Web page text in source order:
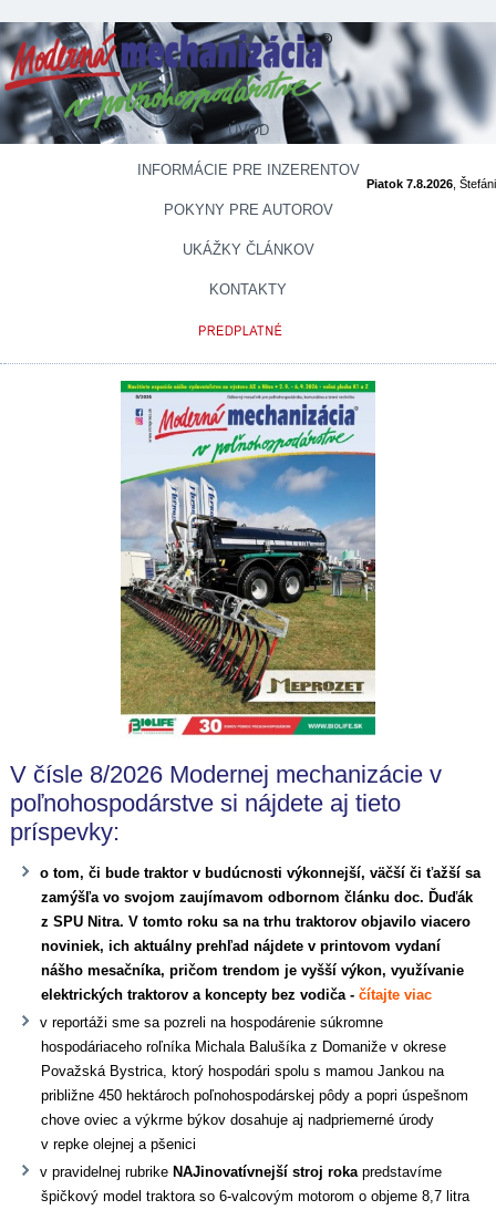
Piatok 7.8.2026,
ÚVOD
INFORMÁCIE PRE INZERENTOV
POKYNY PRE AUTOROV
UKÁŽKY ČLÁNKOV
KONTAKTY
V čísle 8/2026 Modernej mechanizácie v
poľnohospodárstve si nájdete aj tieto
príspevky:
o tom, či bude traktor v budúcnosti výkonnejší, väčší či ťažší sa
zamýšľa vo svojom zaujímavom odbornom článku doc. Ďuďák
z SPU Nitra. V tomto roku sa na trhu traktorov objavilo viacero
noviniek, ich aktuálny prehľad nájdete v printovom vydaní
nášho mesačníka, pričom trendom je vyšší výkon, využívanie
elektrických traktorov a koncepty bez vodiča -čítajte viac
v reportáži sme sa pozreli na hospodárenie súkromne
hospodáriaceho roľníka Michala Balušíka z Domaniže v okrese
Považská Bystrica, ktorý hospodári spolu s mamou Jankou na
približne 450 hektároch poľnohospodárskej pôdy a popri úspešnom
chove oviec a výkrme býkov dosahuje aj nadpriemerné úrody
v repke olejnej a pšenici
v pravidelnej rubrike NAJinovatívnejší stroj rokapredstavíme
špičkový model traktora so 6-valcovým motorom o objeme 8,7 litra